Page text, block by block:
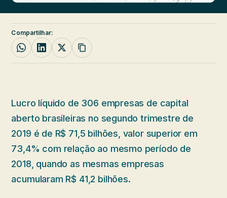
Compartilhar:
Lucro líquido de 306 empresas de capital
aberto brasileiras no segundo trimestre de
2019 é de R$ 71,5 bilhões, valor superior em
73,4% com relação ao mesmo período de
2018, quando as mesmas empresas
acumularam R$ 41,2 bilhões.